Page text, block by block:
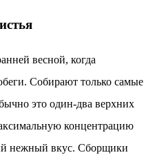
весной, когда
Собирают только самые
это один-два верхних
концентрацию
нежный вкус. Сборщики